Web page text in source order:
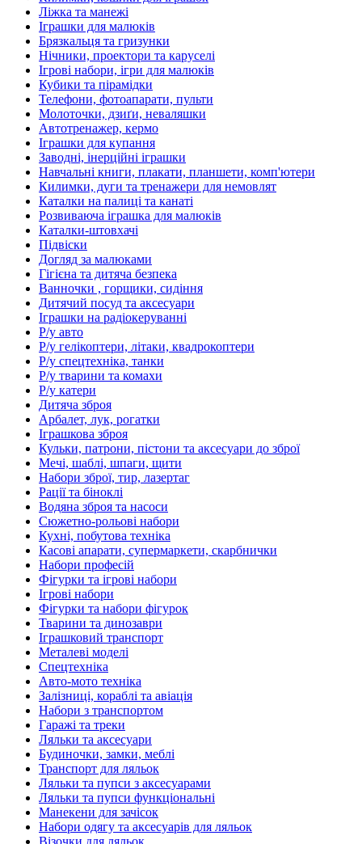
Ліжка та манежі
Іграшки для малюків
Брязкальця та гризунки
Нічники, проектори та каруселі
Ігрові набори, ігри для малюків
Кубики та пірамідки
Телефони, фотоапарати, пульти
Молоточки, дзиґи, неваляшки
Автотренажер, кермо
Іграшки для купання
Заводні, інерційні іграшки
Навчальні книги, плакати, планшети, комп'ютери
Килимки, дуги та тренажери для немовлят
Каталки на палиці та канаті
Розвиваюча іграшка для малюків
Каталки-штовхачі
Підвіски
Догляд за малюками
Гігієна та дитяча безпека
Ванночки , горщики, сидіння
Дитячий посуд та аксесуари
Іграшки на радіокеруванні
Р/у авто
Р/у гелікоптери, літаки, квадрокоптери
Р/у спецтехніка, танки
Р/у тварини та комахи
Р/у катери
Дитяча зброя
Арбалет, лук, рогатки
Іграшкова зброя
Кульки, патрони, пістони та аксесуари до зброї
Мечі, шаблі, шпаги, щити
Набори зброї, тир, лазертаг
Рації та біноклі
Водяна зброя та насоси
Сюжетно-рольові набори
Кухні, побутова техніка
Касові апарати, супермаркети, скарбнички
Набори професій
Фігурки та ігрові набори
Ігрові набори
Фігурки та набори фігурок
Тварини та динозаври
Іграшковий транспорт
Металеві моделі
Спецтехніка
Авто-мото техніка
Залізниці, кораблі та авіація
Набори з транспортом
Гаражі та треки
Ляльки та аксесуари
Будиночки, замки, меблі
Транспорт для ляльок
Ляльки та пупси з аксесуарами
Ляльки та пупси функціональні
Манекени для зачісок
Набори одягу та аксесуарів для ляльок
Візочки для ляльок